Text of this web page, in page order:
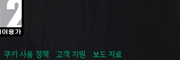
쿠키 사용 정책 고객 지원
보도 자료